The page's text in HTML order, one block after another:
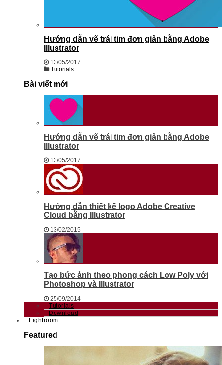
Hướng dẫn vẽ trái tim đơn giản bằng Adobe
Illustrator
13/05/2017
Tutorials
Bài viết mới
Hướng dẫn vẽ trái tim đơn giản bằng Adobe
Illustrator
13/05/2017
Hướng dẫn thiết kế logo Adobe Creative
Cloud bằng Illustrator
13/02/2015
Tạo bức ảnh theo phong cách Low Poly với
Photoshop và Illustrator
25/09/2014
Tutorials
Download
Lightroom
Featured